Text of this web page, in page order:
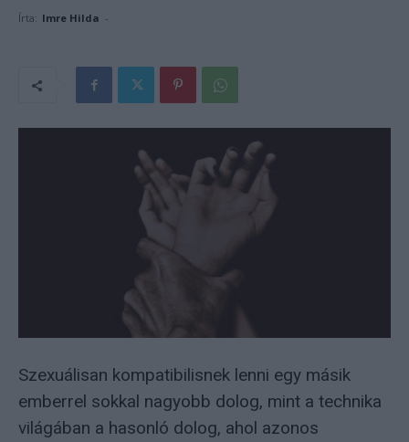
Írta: Imre Hilda -
Szexuálisan kompatibilisnek lenni egy másik
emberrel sokkal nagyobb dolog, mint a technika
világában a hasonló dolog, ahol azonos